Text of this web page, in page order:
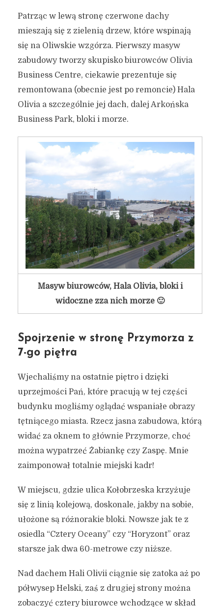
Patrząc w lewą stronę czerwone dachy
mieszają się z zielenią drzew, które wspinają
się na Oliwskie wzgórza. Pierwszy masyw
zabudowy tworzy skupisko biurowców Olivia
Business Centre, ciekawie prezentuje się
remontowana (obecnie jest po remoncie) Hala
Olivia a szczególnie jej dach, dalej Arkońska
Business Park, bloki i morze.
Masyw biurowców, Hala Olivia, bloki i
widoczne zza nich morze 🙂
Spojrzenie w stronę Przymorza z
7-go piętra
Wjechaliśmy na ostatnie piętro i dzięki
uprzejmości Pań, które pracują w tej części
budynku mogliśmy oglądać wspaniałe obrazy
tętniącego miasta. Rzecz jasna zabudowa, którą
widać za oknem to głównie Przymorze, choć
można wypatrzeć Żabiankę czy Zaspę. Mnie
zaimponował totalnie miejski kadr!
W miejscu, gdzie ulica Kołobrzeska krzyżuje
się z linią kolejową, doskonale, jakby na sobie,
ułożone są różnorakie bloki. Nowsze jak te z
osiedla “Cztery Oceany” czy “Horyzont” oraz
starsze jak dwa 60-metrowe czy niższe.
Nad dachem Hali Olivii ciągnie się zatoka aż po
półwysep Helski, zaś z drugiej strony można
zobaczyć cztery biurowce wchodzące w skład